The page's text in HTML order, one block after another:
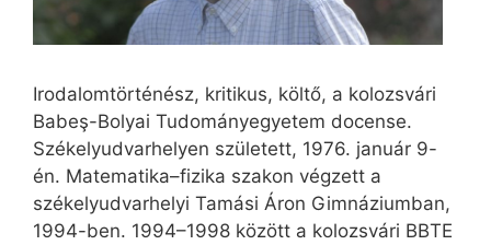
Irodalomtörténész, kritikus, költő, a kolozsvári
Babeş-Bolyai Tudományegyetem docense.
Székelyudvarhelyen született, 1976. január 9-
én. Matematika–fizika szakon végzett a
székelyudvarhelyi Tamási Áron Gimnáziumban,
1994-ben. 1994–1998 között a kolozsvári BBTE